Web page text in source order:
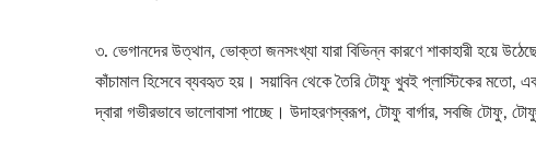
৩. ভেগানদের উত্থান, ভোক্তা জনসংখ্যা যারা বিভিন্ন কারণে শাকাহারী হয়ে
কাঁচামাল হিসেবে ব্যবহৃত হয়। সয়াবিন থেকে তৈরি টোফু খুবই প্লাস্টিকের মতো,
দ্বারা গভীরভাবে ভালোবাসা পাচ্ছে। উদাহরণস্বরূপ, টোফু বার্গার, সবজি টোফু,
২২০কেজি শুকনো মটর স্বয়ংক্রিয় টোফু
ছোট টোফু